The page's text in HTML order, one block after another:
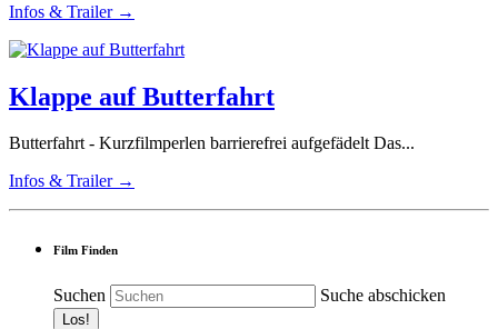
Infos & Trailer →
Klappe auf Butterfahrt
Butterfahrt - Kurzfilmperlen barrierefrei aufgefädelt Das...
Infos & Trailer →
Film Finden
Suchen Suche abschicken